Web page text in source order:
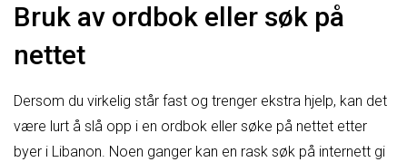
Bruk av ordbok eller søk på
nettet
Dersom du virkelig står fast og trenger ekstra hjelp, kan det
være lurt å slå opp i en ordbok eller søke på nettet etter
byer i Libanon. Noen ganger kan en rask søk på internett gi